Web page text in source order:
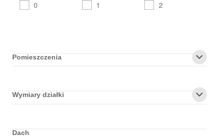
0 1 2
Pomieszczenia
Wymiary działki
Dach